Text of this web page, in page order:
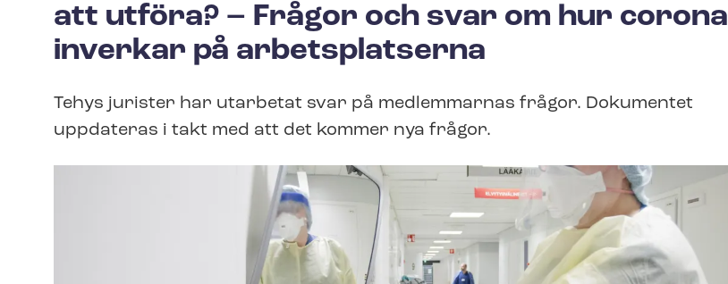
att utföra? – Frågor och svar om hur corona
inverkar på arbetsplatserna
Tehys jurister har utarbetat svar på medlemmarnas frågor. Dokumentet
uppdateras i takt med att det kommer nya frågor.